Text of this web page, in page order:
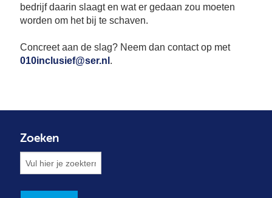
bedrijf daarin slaagt en wat er gedaan zou moeten
worden om het bij te schaven.
Concreet aan de slag? Neem dan contact op met
010inclusief@ser.nl .
Zoeken